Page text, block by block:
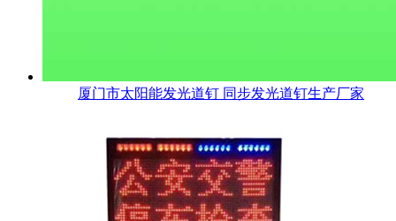
厦门市太阳能发光道钉 同步发光道钉生产厂家